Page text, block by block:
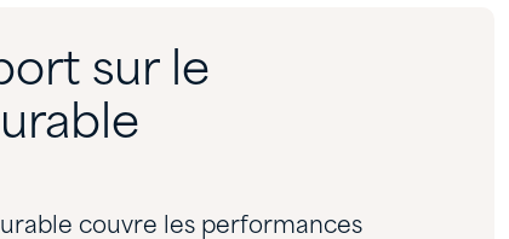
sur le
couvre les performances